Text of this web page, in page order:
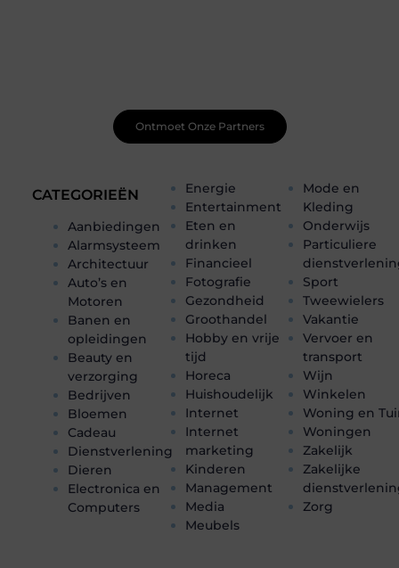
CATEGORIEËN
Aanbiedingen
Alarmsysteem
Architectuur
Auto’s en
Motoren
Banen en
opleidingen
Beauty en
verzorging
Bedrijven
Bloemen
Cadeau
Dienstverlening
Dieren
Electronica en
Computers
Energie
Entertainment
Eten en
drinken
Financieel
Fotografie
Gezondheid
Groothandel
Hobby en vrije
tijd
Horeca
Huishoudelijk
Internet
Internet
marketing
Kinderen
Management
Media
Meubels
Mode en
Kleding
Onderwijs
Particuliere
Sport
Tweewielers
Vakantie
Vervoer en
transport
Wijn
Winkelen
Woning en
Woningen
Zakelijk
Zakelijke
Zorg
Ontmoet Onze Partners